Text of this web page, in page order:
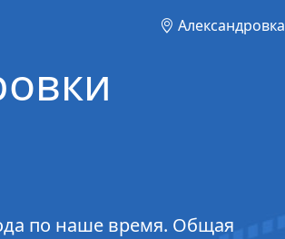
Александровка
по наше время. Общая